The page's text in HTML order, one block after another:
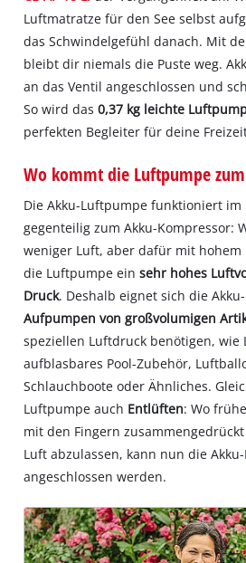
Luftmatratze für den See selbst
das Schwindelgefühl danach. Mit
bleibt dir niemals die Puste weg.
an das Ventil angeschlossen und
So wird das 0,37 kg leichte
perfekten Begleiter für deine
Wo kommt die Luftpumpe zum
Die Akku-Luftpumpe funktioniert im
gegenteilig zum Akku-Kompressor:
weniger Luft, aber dafür mit
die Luftpumpe einsehr hohes
Druck. Deshalb eignet sich die
Aufpumpen von großvolumigen
speziellen Luftdruck benötigen, wie
aufblasbares Pool-Zubehör,
Schlauchboote oder Ähnliches.
Luftpumpe auch Entlüften: Wo
mit den Fingern
Luft abzulassen, kann nun die
angeschlossen werden.